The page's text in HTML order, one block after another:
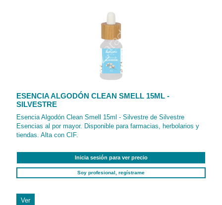
ESENCIA ALGODÓN CLEAN SMELL 15ML -
SILVESTRE
Esencia Algodón Clean Smell 15ml - Silvestre de Silvestre
Esencias al por mayor. Disponible para farmacias, herbolarios y
tiendas. Alta con CIF.
Inicia sesión para ver precio
Soy profesional, regístrame
Ver